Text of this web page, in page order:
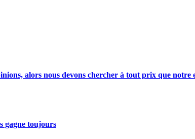
alors nous devons chercher à tout prix que
gagne toujours